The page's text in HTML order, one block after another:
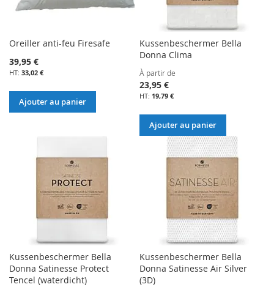
Oreiller anti-feu Firesafe
39,95 €
33,02 €
Ajouter au panier
Kussenbeschermer Bella
Donna Clima
À partir de
23,95 €
19,79 €
Ajouter au panier
Kussenbeschermer Bella
Donna Satinesse Protect
Tencel (waterdicht)
Kussenbeschermer Bella
Donna Satinesse Air Silver
(3D)